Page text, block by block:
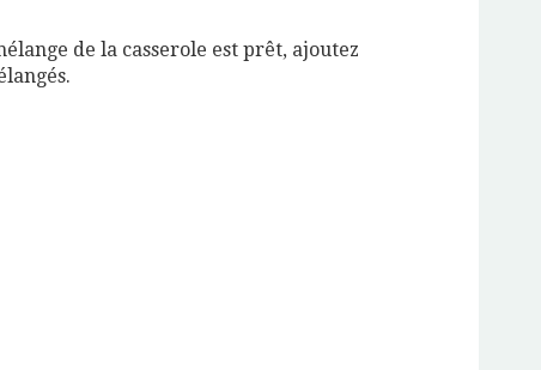
de la casserole est prêt, ajoutez